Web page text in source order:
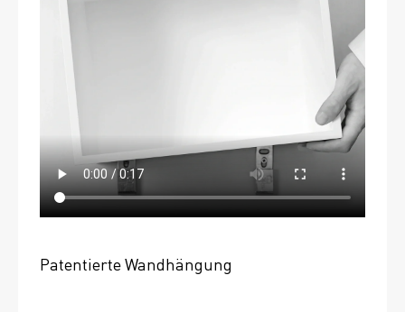
Patentierte Wandhängung